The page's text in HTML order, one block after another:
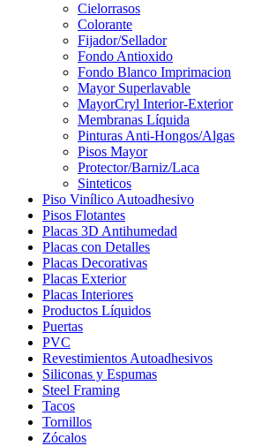
Cielorrasos
Colorante
Fijador/Sellador
Fondo Antioxido
Fondo Blanco Imprimacion
Mayor Superlavable
MayorCryl Interior-Exterior
Membranas Líquida
Pinturas Anti-Hongos/Algas
Pisos Mayor
Protector/Barniz/Laca
Sinteticos
Piso Vinílico Autoadhesivo
Pisos Flotantes
Placas 3D Antihumedad
Placas con Detalles
Placas Decorativas
Placas Exterior
Placas Interiores
Productos Líquidos
Puertas
PVC
Revestimientos Autoadhesivos
Siliconas y Espumas
Steel Framing
Tacos
Tornillos
Zócalos